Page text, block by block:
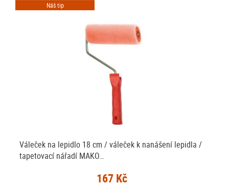
Náš tip
Váleček na lepidlo 18 cm / váleček k nanášení lepidla /
tapetovací nářadí MAKO…
167 Kč